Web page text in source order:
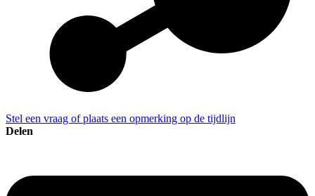
Stel een vraag of plaats een opmerking op de tijdlijn
Delen